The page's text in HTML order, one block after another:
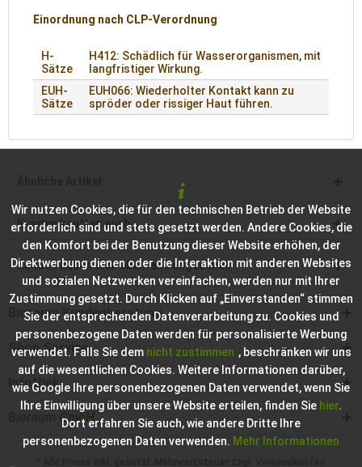
Einordnung nach CLP-Verordnung
H-
Sätze
H412: Schädlich für Wasserorganismen, mit
langfristiger Wirkung.
EUH-
Sätze
EUH066: Wiederholter Kontakt kann zu
spröder oder rissiger Haut führen.
Ähnliche Artikel
Kunden kauften auch
Kunden haben sich ebenfalls angesehen
Bioraum Kundenberatung
Shop Service
Infothek
Bioraum GmbH
* Alle Preise inkl. gesetzl. Mehrwertsteuer zzgl. Versandkosten
Wir nutzen Cookies, die für den technischen Betrieb der Website
erforderlich sind und stets gesetzt werden. Andere Cookies, die
den Komfort bei der Benutzung dieser Website erhöhen, der
Direktwerbung dienen oder die Interaktion mit anderen Websites
und sozialen Netzwerken vereinfachen, werden nur mit Ihrer
Zustimmung gesetzt. Durch Klicken auf „Einverstanden“ stimmen
Sie der entsprechenden Datenverarbeitung zu. Cookies und
personenbezogene Daten werden für personalisierte Werbung
verwendet. Falls Sie dem nicht zustimmen , beschränken wir uns
auf die wesentlichen Cookies. Weitere Informationen darüber,
wie Google Ihre personenbezogenen Daten verwendet, wenn Sie
Ihre Einwilligung über unsere Website erteilen, finden Sie hier.
Dort erfahren Sie auch, wie andere Dritte Ihre
personenbezogenen Daten verwenden. Mehr Informationen